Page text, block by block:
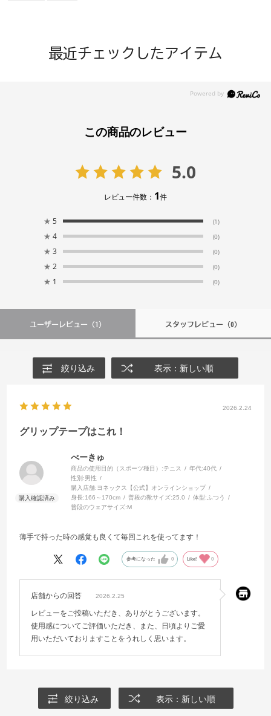
最近チェックしたアイテム
この商品のレビュー
5.0
レビュー件数： 1件
★ 5 (1)
★ 4 (0)
★ 3 (0)
★ 2 (0)
★ 1 (0)
ユーザーレビュー （1） スタッフレビュー（0）
絞り込み 表示：新しい順
2026.2.24
グリップテープはこれ！
べーきゅ
商品の使用目的（スポーツ種目）:テニス 年代:40代
性別:男性
購入店舗: ヨネックス【公式】オンラインショップ
身長:166～170cm 普段の靴サイズ:25.0 体型: ふつう
普段のウェアサイズ:M
薄手で持った時の感覚も良くて毎回これを使ってます！
参考になった 0 Like! 0
店舗からの回答 2026.2.25
レビューをご投稿いただき、ありがとうございます。
使用感についてご評価いただき、また、日頃よりご愛
用いただいておりますことをうれしく思います。
絞り込み 表示：新しい順